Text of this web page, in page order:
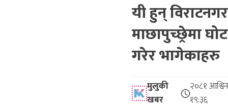
यी हुन्
माछापुच्छ्रेमा
गरेर भागेकाहरु
मुलुकी
खबर
२०८१
१९:३६